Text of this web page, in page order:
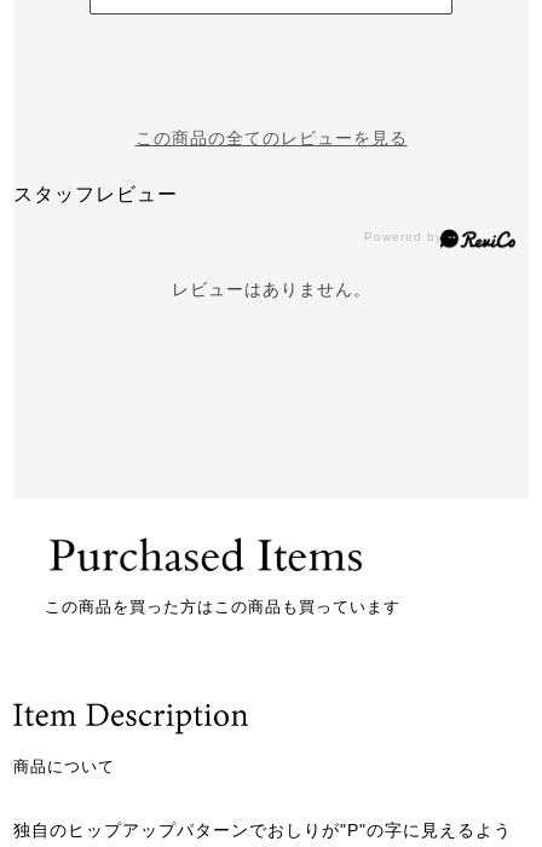
この商品の全てのレビューを見る
スタッフレビュー
レビューはありません。
この商品を買った方はこの商品も買っています
商品について
独自のヒップアップパターンでおしりが"P"の字に見えるよう